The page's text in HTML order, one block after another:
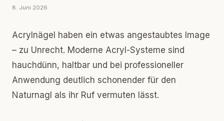
8. Juni 2026
Acrylnägel haben ein etwas angestaubtes Image
– zu Unrecht. Moderne Acryl-Systeme sind
hauchdünn, haltbar und bei professioneller
Anwendung deutlich schonender für den
Naturnagl als ihr Ruf vermuten lässt.